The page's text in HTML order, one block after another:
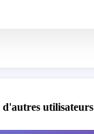
utilisateurs